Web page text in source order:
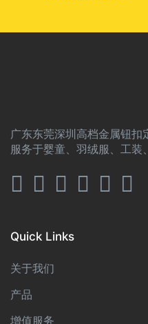
广东东莞深圳高档金属钮扣
服务于婴童、羽绒服、工装
Quick Links
关于我们
产品
增值服务